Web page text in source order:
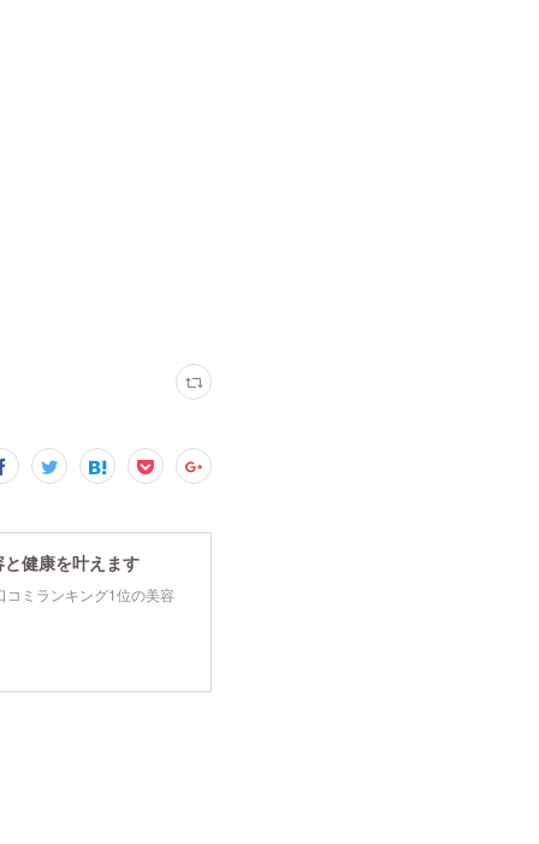
健康を叶えます
ミランキング1位の美容